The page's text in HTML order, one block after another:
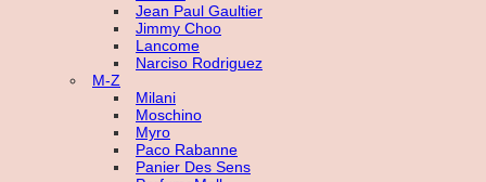
Jean Paul Gaultier
Jimmy Choo
Lancome
Narciso Rodriguez
M-Z
Milani
Moschino
Myro
Paco Rabanne
Panier Des Sens